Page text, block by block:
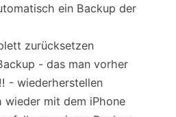
ein Backup der
zurücksetzen
- das man vorher
- wiederherstellen
wieder mit dem iPhone